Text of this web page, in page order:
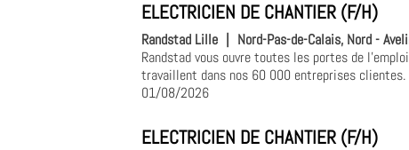
ELECTRICIEN DE CHANTIER (F/H)
Randstad Lille | Nord-Pas-de-Calais, Nord -
Randstad vous ouvre toutes les portes de
travaillent dans nos 60 000 entreprises clientes.
01/08/2026
ELECTRICIEN DE CHANTIER (F/H)